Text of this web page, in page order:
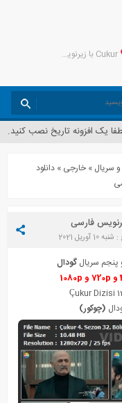
یک افزونه تاریخ نصب کنید.
و سریال »خارجی »دانلود
10 آوریل 2021
گودال
Çukur Dizisi
(چوکور)